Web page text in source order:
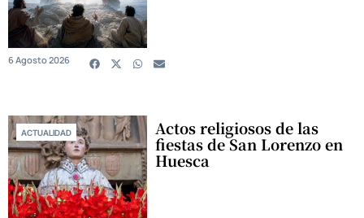
6 Agosto 2026
ACTUALIDAD Actos religiosos de las
fiestas de San Lorenzo en
Huesca